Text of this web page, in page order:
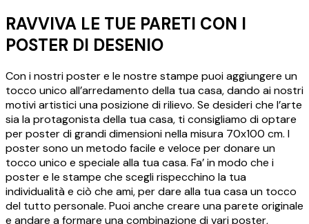
RAVVIVA LE TUE PARETI CON I
POSTER DI DESENIO
Con i nostri poster e le nostre stampe puoi aggiungere un
tocco unico all’arredamento della tua casa, dando ai nostri
motivi artistici una posizione di rilievo. Se desideri che l’arte
sia la protagonista della tua casa, ti consigliamo di optare
per poster di grandi dimensioni nella misura 70x100 cm. I
poster sono un metodo facile e veloce per donare un
tocco unico e speciale alla tua casa. Fa’ in modo che i
poster e le stampe che scegli rispecchino la tua
individualità e ciò che ami, per dare alla tua casa un tocco
del tutto personale. Puoi anche creare una parete originale
e andare a formare una combinazione di vari poster,